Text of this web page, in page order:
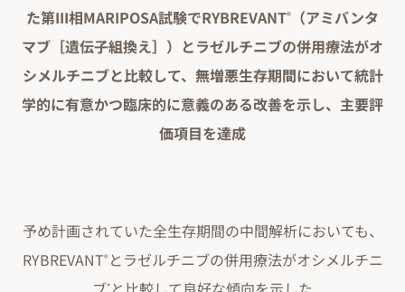
た第III相MARIPOSA試験でRYBREVANT®
（アミバンタ
マブ［遺伝子組換え］）とラゼルチニブの併用療法がオ
シメルチニブと比較して、無増悪生存期間において統計
学的に有意かつ臨床的に意義のある改善を示し、主要評
価項目を達成
予め計画されていた全生存期間の中間解析においても、
RYBREVANT®とラゼルチニブの併用療法がオシメルチニ
*